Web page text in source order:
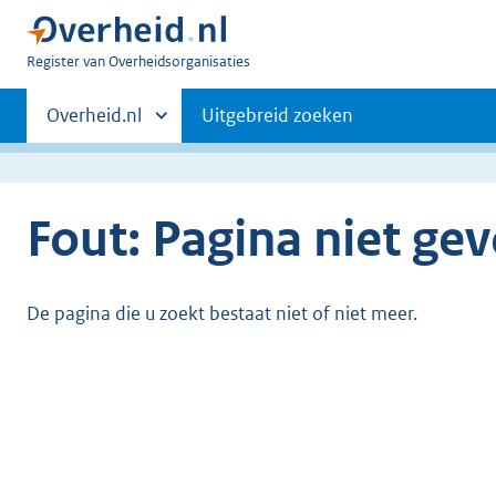
U
Register van Overheidsorganisaties
Primaire
navigatie
Andere
sites
Overheid.nl Uitgebreid zoeken
Fout: Pagina niet
De pagina die u zoekt bestaat niet of niet meer.